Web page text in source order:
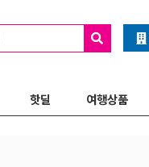
핫딜 여행상품